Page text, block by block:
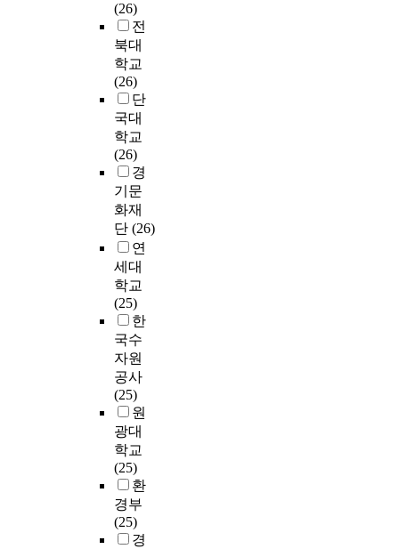
(26)
전
북대
학교
(26)
단
국대
학교
(26)
경
기문
화재
단 (26)
연
세대
학교
(25)
한
국수
자원
공사
(25)
원
광대
학교
(25)
환
경부
(25)
경